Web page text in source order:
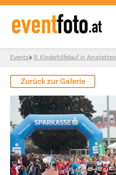
Skip to content
Events 9. Kinderhilfelauf in Amstetten
Zurück zur Galerie